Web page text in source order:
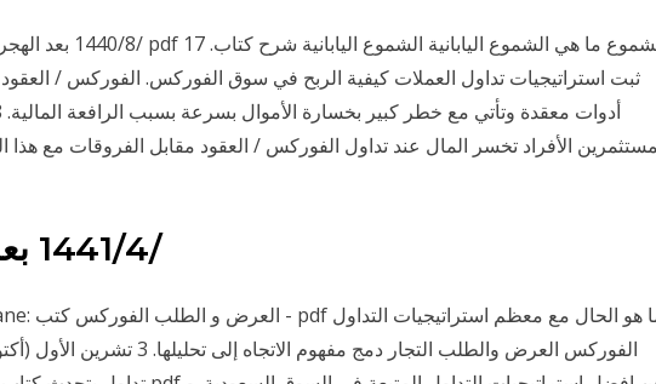
ثبت استراتيجيات تداول العملات كيفية الربح في سوق الفوركس. الفوركس /
27‏‏/4‏‏/1441 بعد الهجرة
الفوركس العرض والطلب التجار دمج مفهوم